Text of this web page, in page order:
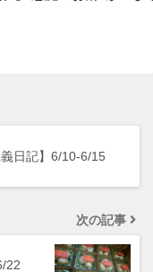
日記】6/10-6/15
次の記事
22